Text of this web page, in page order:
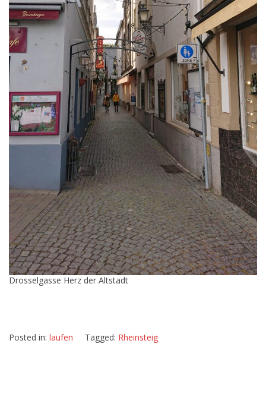
Drosselgasse Herz der Altstadt
Posted in: laufen Tagged: Rheinsteig